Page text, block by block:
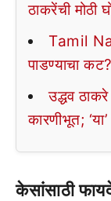
ठाकरेंची मोठी
Tamil
पाडण्याचा
उद्धव
कारणीभूत; ‘या’
केसांसाठी